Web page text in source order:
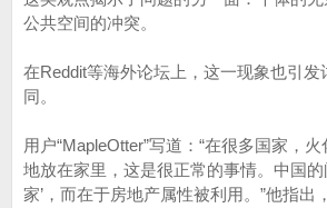
公共空间的冲突。
在Reddit等海外论坛上，这一现象也引发
同。
用户“MapleOtter”写道：“在很多国家，
地放在家里，这是很正常的事情。中国的
家’，而在于房地产属性被利用。”他指出